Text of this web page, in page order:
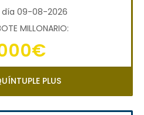
día 09-08-2026
MILLONARIO:
PLUS